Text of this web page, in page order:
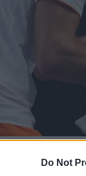
Do Not